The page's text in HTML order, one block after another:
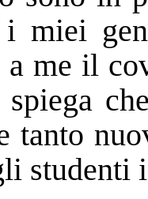
i miei
a me il
tanto
studenti